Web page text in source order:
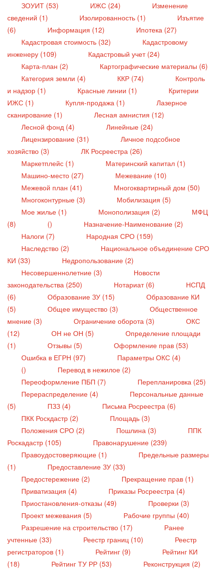
ЗОУИТ (53) ИЖС (24)
Изменение
сведений (1)
Изолированность (1)
Изъятие
(6)
Информация (12)
Ипотека (27)
Кадастровая стоимость (32)
Кадастровому
инженеру (109)
Кадастровый учет (24)
Карта-план (2)
Картографические материалы (6)
Категория земли (4)
ККР (74)
Контроль
и надзор (1)
Красные линии (1)
Критерии
ИЖС (1)
Купля-продажа (1)
Лазерное
сканирование (1)
Лесная амнистия (12)
Лесной фонд (4)
Линейные (24)
Лицензирование (31)
Личное подсобное
хозяйство (3)
ЛК Росреестра (26)
Маркетплейс (1)
Материнский капитал (1)
Машино-место (27)
Межевание (10)
Межевой план (41)
Многоквартирный дом (50)
Многоконтурные (3)
Мобилизация (5)
Мое жилье (1)
Монополизация (2)
МФЦ
(8)
()
Назначение-Наименование (2)
Налоги (7)
Народная СРО (159)
Наследство (2)
Национальное объединение СРО
КИ (33)
Недропользование (2)
Несовершеннолетние (3)
Новости
законодательства (250)
Нотариат (6)
НСПД
(6)
Образование ЗУ (15)
Образование КИ
(5)
Общее имущество (3)
Общественное
мнение (3)
Ограничение оборота (3)
ОКС
(12)
ОН не ОН (5)
Определение площади
(1)
Отзывы (5)
Оформление прав (53)
Ошибка в ЕГРН (97)
Параметры ОКС (4)
()
Перевод в нежилое (2)
Переоформление ПБП (7)
Перепланировка (25)
Перераспределение (4)
Персональные данные
(5)
ПЗЗ (4)
Письма Росреестра (6)
ПКК Роскдастр (2)
Площадь (3)
Положения СРО (2)
Пошлина (3)
ППК
Роскадастр (105)
Правонарушение (239)
Правоудостоверяющие (1)
Предельные размеры
(1)
Предоставление ЗУ (33)
Предостережение (2)
Прекращение прав (1)
Приватизация (4)
Приказы Росреестра (4)
Приостановления-отказы (49)
Проверки (3)
Проект межевания (5)
Рабочие группы (40)
Разрешение на строительство (17)
Ранее
учтенные (33)
Реестр границ (10)
Реестр
регистраторов (1)
Рейтинг (9)
Рейтинг КИ
(18)
Рейтинг ТУ РР (53)
Реконструкция (2)